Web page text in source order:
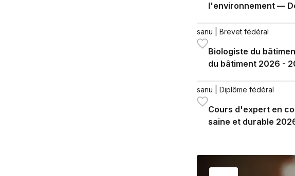
l'environnement —
environnementale
sanu | Brevet fédéral
Biologiste du
du bâtiment 2026 -
sanu | Diplôme fédéral
Cours d'expert en
saine et durable